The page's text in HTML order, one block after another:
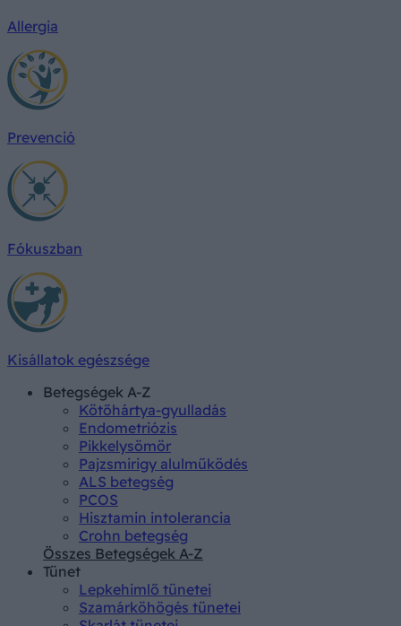
Allergia
Prevenció
Fókuszban
Kisállatok egészsége
Betegségek A-Z
Kötőhártya-gyulladás
Endometriózis
Pikkelysömör
Pajzsmirigy alulműködés
ALS betegség
PCOS
Hisztamin intolerancia
Crohn betegség
Összes Betegségek A-Z
Tünet
Lepkehimlő tünetei
Szamárköhögés tünetei